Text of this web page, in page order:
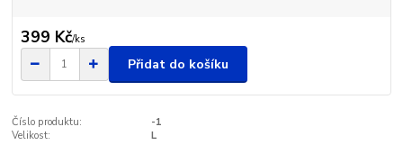
399 Kč/ks
Přidat do košíku
Číslo produktu:
-1
Velikost:
L